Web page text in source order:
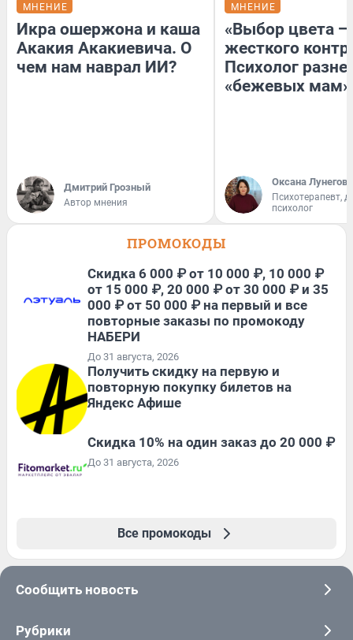
МНЕНИЕ
Икра ошержона и каша
Акакия Акакиевича. О
чем нам наврал ИИ?
Дмитрий Грозный
Автор мнения
МНЕНИЕ
«Выбор цвета —
жесткого
Психолог
«бежевых мам»
Оксана Лунегова
Психотерапевт,
психолог
ПРОМОКОДЫ
Скидка 6 000 ₽ от 10 000 ₽, 10 000 ₽
от 15 000 ₽, 20 000 ₽ от 30 000 ₽ и 35
000 ₽ от 50 000 ₽ на первый и все
повторные заказы по промокоду
НАБЕРИ
До 31 августа, 2026
Получить скидку на первую и
повторную покупку билетов на
Яндекс Афише
Скидка 10% на один заказ до 20 000 ₽
До 31 августа, 2026
Все промокоды
Сообщить новость
Рубрики